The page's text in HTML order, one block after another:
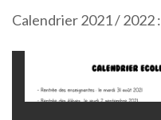
Calendrier 2021 / 2022 :